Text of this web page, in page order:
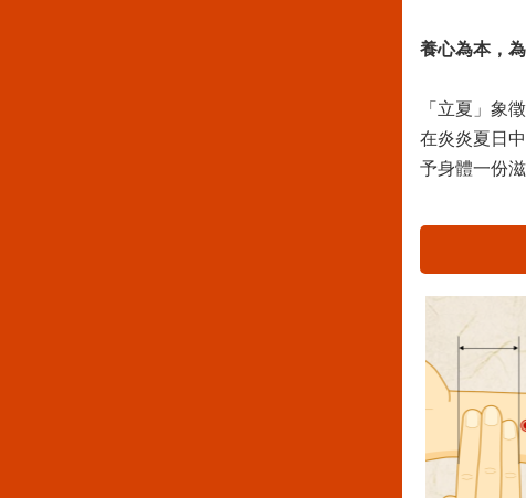
養心為本，
「立夏」象
在炎炎夏日
予身體一份滋